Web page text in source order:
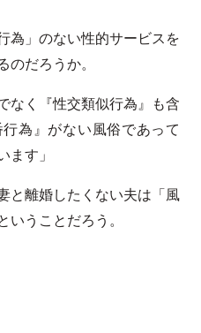
為」のない性的サービスを
だろうか。
なく『性交類似行為』も含
為』がない風俗であって
ます」
と離婚したくない夫は「風
うことだろう。